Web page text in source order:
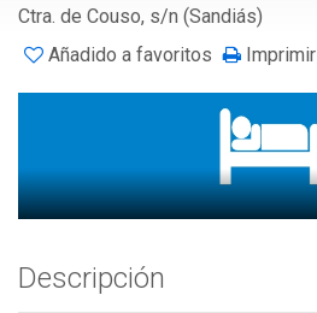
Ctra. de Couso, s/n (Sandiás)
Añadido a favoritos
Imprimir
Descripción